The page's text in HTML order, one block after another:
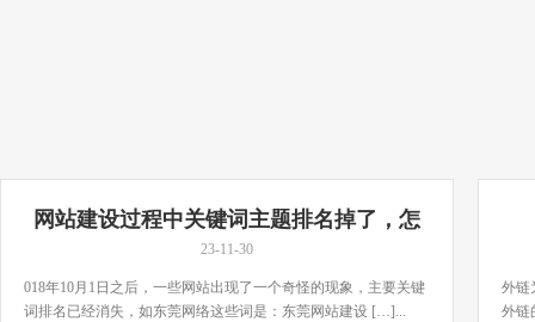
网站建设过程中关键词主题排名掉了，怎
么办？
23-11-30
018年10月1日之后，一些网站出现了一个奇怪的现象，主要关键
词排名已经消失，如东莞网络这些词是：东莞网站建设 […]...
外链
外链